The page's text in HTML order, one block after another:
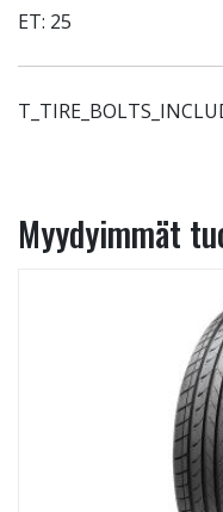
ET: 25
Myydyimmät